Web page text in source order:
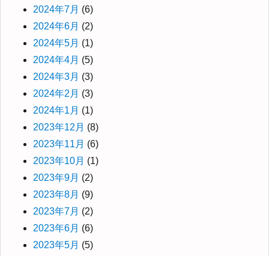
2024年7月 (6)
2024年6月 (2)
2024年5月 (1)
2024年4月 (5)
2024年3月 (3)
2024年2月 (3)
2024年1月 (1)
2023年12月 (8)
2023年11月 (6)
2023年10月 (1)
2023年9月 (2)
2023年8月 (9)
2023年7月 (2)
2023年6月 (6)
2023年5月 (5)